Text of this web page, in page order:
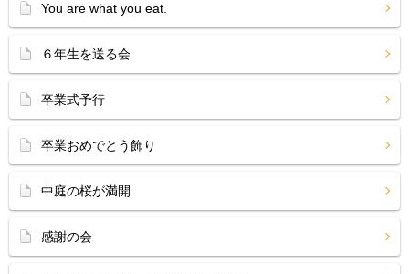
You are what you eat.
６年生を送る会
卒業式予行
卒業おめでとう飾り
中庭の桜が満開
感謝の会